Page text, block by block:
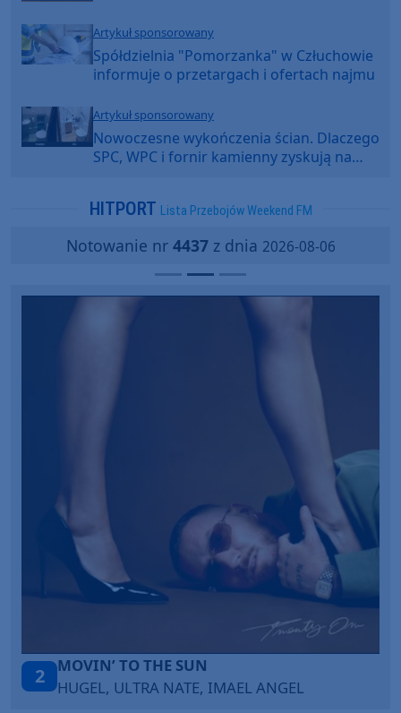
Artykuł sponsorowany
Spółdzielnia "Pomorzanka" w Człuchowie
informuje o przetargach i ofertach najmu
Artykuł sponsorowany
Nowoczesne wykończenia ścian. Dlaczego
SPC, WPC i fornir kamienny zyskują na
HITPORT Lista Przebojów Weekend FM
Notowanie nr 4437z dnia 2026-08-06
3
ITEPE ITEDE
SANAH